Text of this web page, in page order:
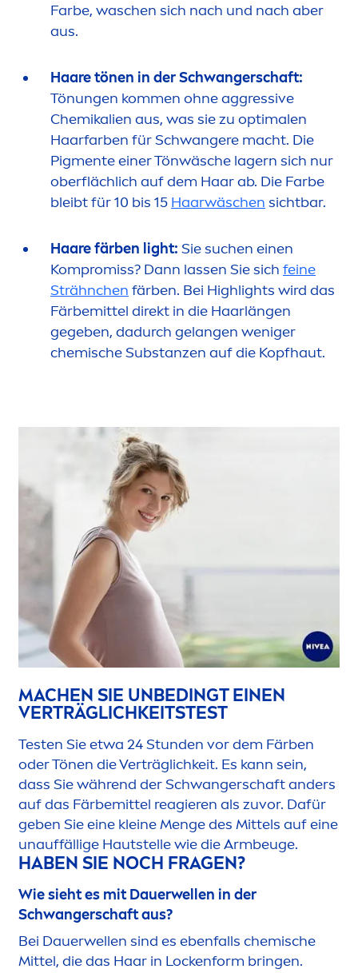
Farbe, waschen sich nach und nach aber
aus.
Haare tönen in der Schwangerschaft:
Tönungen kommen ohne aggressive
Chemikalien aus, was sie zu optimalen
Haarfarben für Schwangere macht. Die
Pigmente einer Tönwäsche lagern sich nur
oberflächlich auf dem Haar ab. Die Farbe
bleibt für 10 bis 15 Haarwäschen sichtbar.
Haare färben light: Sie suchen einen
Kompromiss? Dann lassen Sie sich feine
Strähnchen färben. Bei Highlights wird das
Färbemittel direkt in die Haarlängen
gegeben, dadurch gelangen weniger
chemische Substanzen auf die Kopfhaut.
MACHEN SIE UNBEDINGT EINEN
VERTRÄGLICHKEITSTEST
Testen Sie etwa 24 Stunden vor dem Färben
oder Tönen die Verträglichkeit. Es kann sein,
dass Sie während der Schwangerschaft anders
auf das Färbemittel reagieren als zuvor. Dafür
geben Sie eine kleineMenge des Mittels auf eine
unauffällige Hautstelle wie die Armbeuge.
HABEN SIE NOCH FRAGEN?
Wie sieht es mit Dauerwellen in der
Schwangerschaft aus?
Bei Dauerwellen sind es ebenfalls chemische
Mittel, die das Haar in Lockenform bringen.